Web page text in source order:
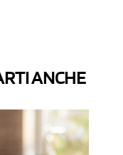
ANCHE